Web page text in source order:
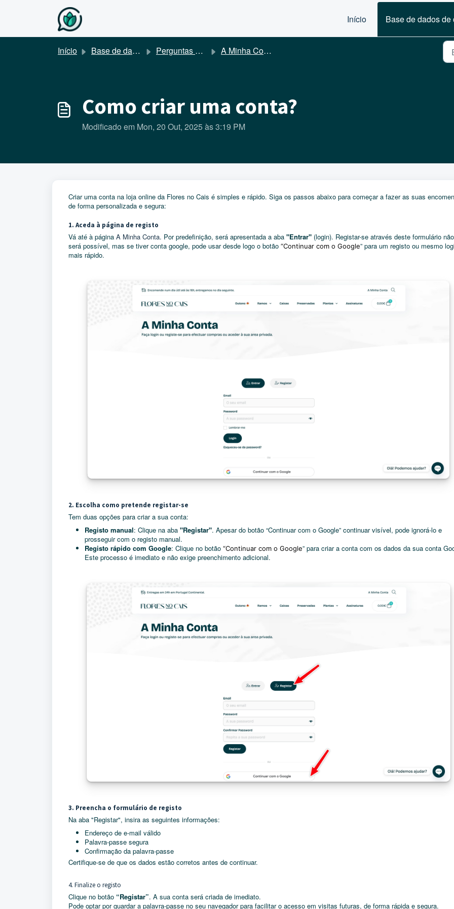
Avançar para o conteúdo principal
Início
Base de dados
Início Base de dados de conhecimento Perguntas Frequentes A Minha Conta
Como criar uma conta?
Modificado em Mon, 20 Out, 2025 às 3:19 PM
Criar uma conta na loja online da Flores no Cais é simples e rápido. Siga os passos abaixo para começar a fazer as suas
de forma personalizada e segura:
1. Aceda à página de registo
Vá até à página A Minha Conta. Por predefinição, será apresentada a aba "Entrar" (login). Registar-se através deste formulário não
será possível, mas se tiver conta google, pode usar desde logo o botão “Continuar com o Google” para um registo ou mesmo
mais rápido.
2. Escolha como pretende registar-se
Tem duas opções para criar a sua conta:
Registo manual: Clique na aba "Registar". Apesar do botão “Continuar com o Google” continuar visível, pode ignorá-lo e
prosseguir com o registo manual.
Registo rápido com Google: Clique no botão “Continuar com o Google” para criar a conta com os dados da sua conta
Este processo é imediato e não exige preenchimento adicional.
3. Preencha o formulário de registo
Na aba "Registar", insira as seguintes informações:
Endereço de e-mail válido
Palavra-passe segura
Confirmação da palavra-passe
Certifique-se de que os dados estão corretos antes de continuar.
4. Finalize o registo
Clique no botão “Registar”. A sua conta será criada de imediato.
Pode optar por guardar a palavra-passe no seu navegador para facilitar o acesso em visitas futuras, de forma rápida e segura.